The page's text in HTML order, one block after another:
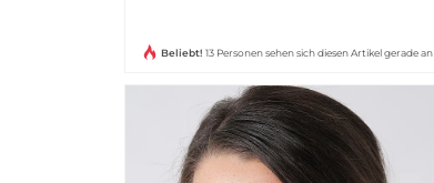
Beliebt! 13 Personen sehen sich diesen Artikel gerade an